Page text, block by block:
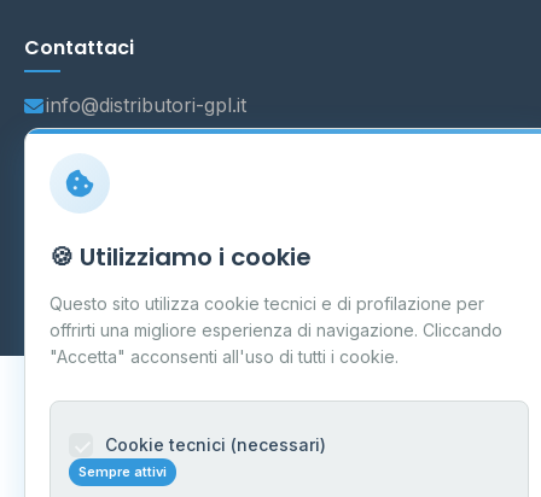
Contattaci
info@distributori-gpl.it
Carpi P.IVA 03859300364
Dati forniti da Ministero delle Imprese e del Made in Italy
Aggiornamento quotidiano
🍪 Utilizziamo i cookie
Questo sito utilizza cookie tecnici e di profilazione per
offrirti una migliore esperienza di navigazione. Cliccando
"Accetta" acconsenti all'uso di tutti i cookie.
Cookie tecnici (necessari)
Sempre attivi